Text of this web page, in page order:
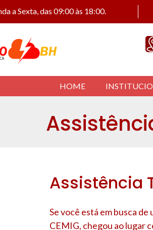
a Sexta, das 09:00 às 18:00.
HOME
Assistência
Se você está em busca
CEMIG, chegou ao lugar